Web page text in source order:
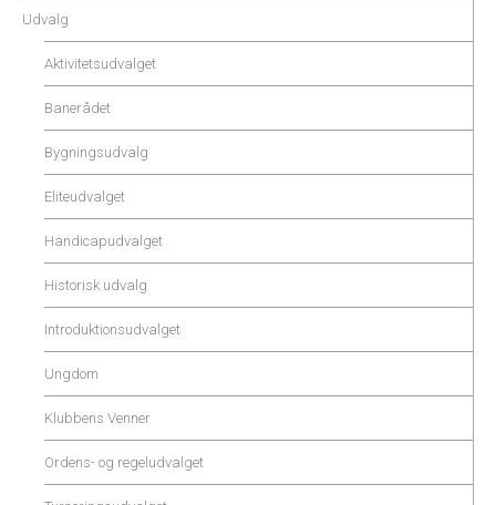
Udvalg
Aktivitetsudvalget
Banerådet
Bygningsudvalg
Eliteudvalget
Handicapudvalget
Historisk udvalg
Introduktionsudvalget
Ungdom
Klubbens Venner
Ordens- og regeludvalget